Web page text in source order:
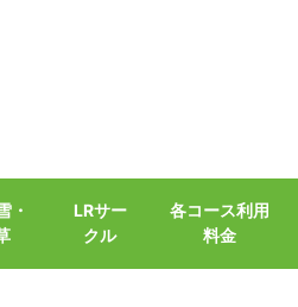
・
LRサー
クル
各コース利用
料金